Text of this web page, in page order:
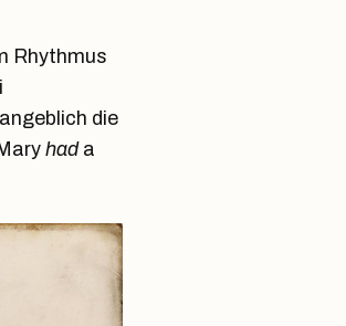
Rhythmus
die
hada